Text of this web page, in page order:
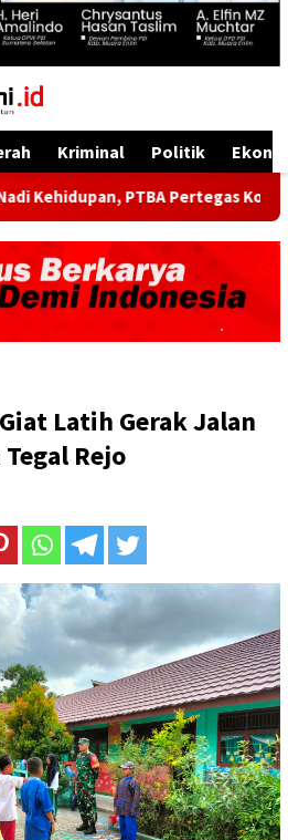
Kriminal Politik
PTBA Pertegas Komitmen
Latih Gerak Jalan
Rejo